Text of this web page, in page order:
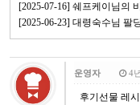
[2025-07-16] 쉐프케이님의
[2025-06-23] 대령숙수님 팔
운영자 4
후기선물 레